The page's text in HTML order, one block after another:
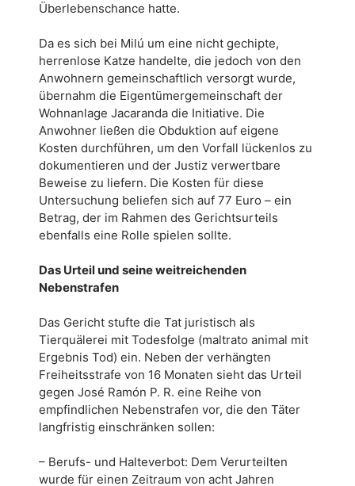
Überlebenschance hatte.
Da es sich bei Milú um eine nicht gechipte,
herrenlose Katze handelte, die jedoch von den
Anwohnern gemeinschaftlich versorgt wurde,
übernahm die Eigentümergemeinschaft der
Wohnanlage Jacaranda die Initiative. Die
Anwohner ließen die Obduktion auf eigene
Kosten durchführen, um den Vorfall lückenlos zu
dokumentieren und der Justiz verwertbare
Beweise zu liefern. Die Kosten für diese
Untersuchung beliefen sich auf 77 Euro – ein
Betrag, der im Rahmen des Gerichtsurteils
ebenfalls eine Rolle spielen sollte.
Das Urteil und seine weitreichenden
Nebenstrafen
Das Gericht stufte die Tat juristisch als
Tierquälerei mit Todesfolge (maltrato animal mit
Ergebnis Tod) ein. Neben der verhängten
Freiheitsstrafe von 16 Monaten sieht das Urteil
gegen José Ramón P. R. eine Reihe von
empfindlichen Nebenstrafen vor, die den Täter
langfristig einschränken sollen:
– Berufs- und Halteverbot: Dem Verurteilten
wurde für einen Zeitraum von acht Jahren